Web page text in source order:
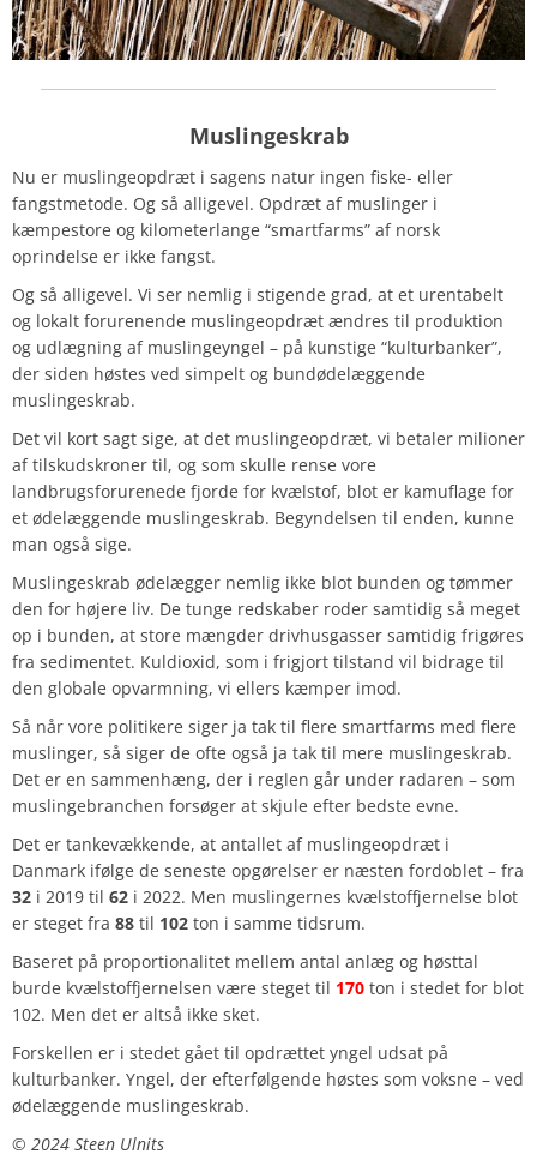
Muslingeskrab
Nu er muslingeopdræt i sagens natur ingen fiske- eller
fangstmetode. Og så alligevel. Opdræt af muslinger i
kæmpestore og kilometerlange “smartfarms” af norsk
oprindelse er ikke fangst.
Og så alligevel. Vi ser nemlig i stigende grad, at et urentabelt
og lokalt forurenende muslingeopdræt ændres til produktion
og udlægning af muslingeyngel – på kunstige “kulturbanker”,
der siden høstes ved simpelt og bundødelæggende
muslingeskrab.
Det vil kort sagt sige, at det muslingeopdræt, vi betaler milioner
af tilskudskroner til, og som skulle rense vore
landbrugsforurenede fjorde for kvælstof, blot er kamuflage for
et ødelæggende muslingeskrab. Begyndelsen til enden, kunne
man også sige.
Muslingeskrab ødelægger nemlig ikke blot bunden og tømmer
den for højere liv. De tunge redskaber roder samtidig så meget
op i bunden, at store mængder drivhusgasser samtidig frigøres
fra sedimentet. Kuldioxid, som i frigjort tilstand vil bidrage til
den globale opvarmning, vi ellers kæmper imod.
Så når vore politikere siger ja tak til flere smartfarms med flere
muslinger, så siger de ofte også ja tak til mere muslingeskrab.
Det er en sammenhæng, der i reglen går under radaren – som
muslingebranchen forsøger at skjule efter bedste evne.
Det er tankevækkende, at antallet af muslingeopdræt i
Danmark ifølge de seneste opgørelser er næsten fordoblet – fra
32 i 2019 til 62 i 2022. Men muslingernes kvælstoffjernelse blot
er steget fra 88 til 102 ton i samme tidsrum.
Baseret på proportionalitet mellem antal anlæg og høsttal
burde kvælstoffjernelsen være steget til 170 ton i stedet for blot
102. Men det er altså ikke sket.
Forskellen er i stedet gået til opdrættet yngel udsat på
kulturbanker. Yngel, der efterfølgende høstes som voksne – ved
ødelæggende muslingeskrab.
©️ 2024 Steen Ulnits